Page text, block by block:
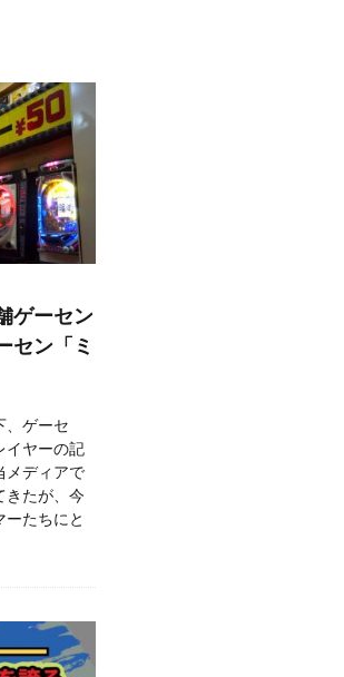
ゲーセン
セン「ミ
、ゲーセ
イヤーの記
メディアで
きたが、今
たちにと